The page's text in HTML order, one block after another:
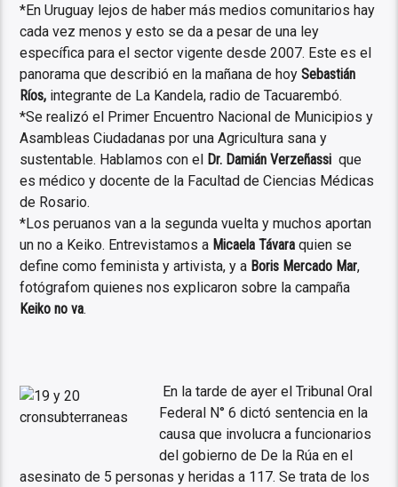
*En Uruguay lejos de haber más medios comunitarios hay
cada vez menos y esto se da a pesar de una ley
específica para el sector vigente desde 2007. Este es el
panorama que describió en la mañana de hoy Sebastián
Ríos, integrante de La Kandela, radio de Tacuarembó.
*Se realizó el Primer Encuentro Nacional de Municipios y
Asambleas Ciudadanas por una Agricultura sana y
sustentable. Hablamos con el Dr. Damián Verzeñassi que
es médico y docente de la Facultad de Ciencias Médicas
de Rosario.
*Los peruanos van a la segunda vuelta y muchos aportan
un no a Keiko. Entrevistamos a Micaela Távara quien se
define como feminista y artivista, y a Boris Mercado Mar,
fotógrafom quienes nos explicaron sobre la campaña
Keiko no va.
En la tarde de ayer el Tribunal Oral
Federal N° 6 dictó sentencia en la
causa que involucra a funcionarios
del gobierno de De la Rúa en el
asesinato de 5 personas y heridas a 117. Se trata de los